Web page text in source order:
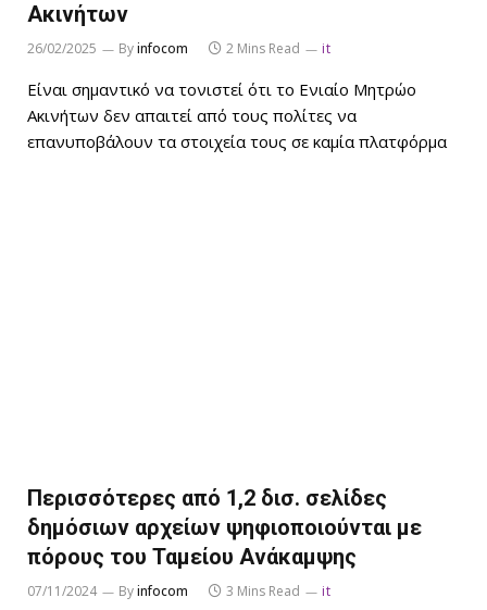
Ακινήτων
26/02/2025 Byinfocom 2 Mins Read it
Είναι σημαντικό να τονιστεί ότι το Ενιαίο Μητρώο
Ακινήτων δεν απαιτεί από τους πολίτες να
επανυποβάλουν τα στοιχεία τους σε καμία πλατφόρμα
Περισσότερες από 1,2 δισ. σελίδες
δημόσιων αρχείων ψηφιοποιούνται με
πόρους του Ταμείου Ανάκαμψης
07/11/2024 Byinfocom 3 Mins Read it